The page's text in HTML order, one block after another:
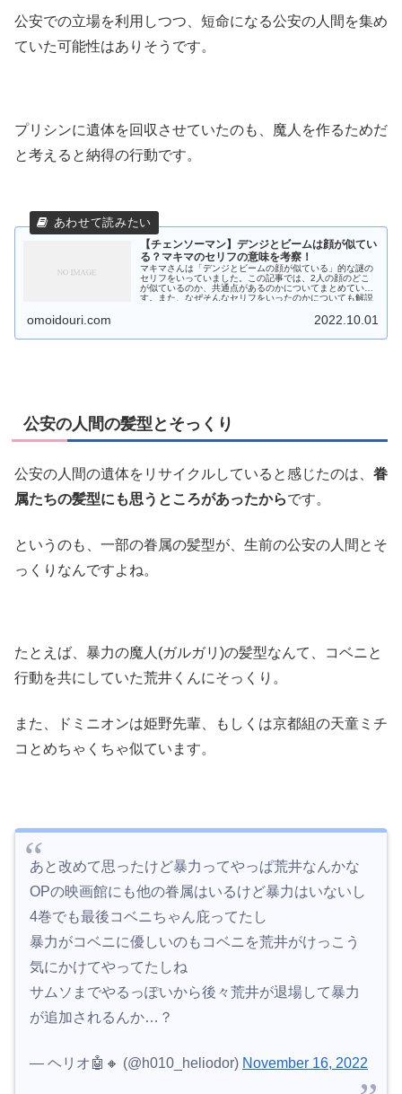
公安での立場を利用しつつ、短命になる公安の人間を集め
ていた可能性はありそうです。
プリシンに遺体を回収させていたのも、魔人を作るためだ
と考えると納得の行動です。
【チェンソーマン】デンジとビームは顔が似てい
る？マキマのセリフの意味を考察！
マキマさんは「デンジとビームの顔が似ている」的な謎の
セリフをいっていました。この記事では、2人の顔のどこ
が似ているのか、共通点があるのかについてまとめていま
す。また、なぜそんなセリフをいったのかについても解説
omoidouri.com 2022.10.01
公安の人間の髪型とそっくり
公安の人間の遺体をリサイクルしていると感じたのは、 眷
属たちの髪型にも思うところがあったからです。
というのも、一部の眷属の髪型が、生前の公安の人間とそ
っくりなんですよね。
たとえば、暴力の魔人(ガルガリ)の髪型なんて、コベニと
行動を共にしていた荒井くんにそっくり。
また、ドミニオンは姫野先輩、もしくは京都組の天童ミチ
コとめちゃくちゃ似ています。
あと改めて思ったけど暴力ってやっぱ荒井なんかな
OPの映画館にも他の眷属はいるけど暴力はいないし
4巻でも最後コベニちゃん庇ってたし
暴力がコベニに優しいのもコベニを荒井がけっこう
気にかけてやってたしね
サムソまでやるっぽいから後々荒井が退場して暴力
が追加されるんか…？
— ヘリオ🤖🔸 (@h010_heliodor) November 16, 2022